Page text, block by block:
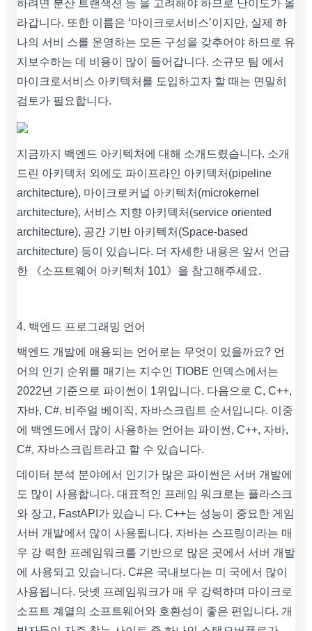
하려면 분산 트랜잭션 등 을 고려해야 하므로 난이도가 올
라갑니다. 또한 이름은 ‘마이크로서비스’이지만, 실제 하
나의 서비 스를 운영하는 모든 구성을 갖추어야 하므로 유
지보수하는 데 비용이 많이 들어갑니다. 소규모 팀 에서
마이크로서비스 아키텍처를 도입하고자 할 때는 면밀히
검토가 필요합니다.
지금까지 백엔드 아키텍처에 대해 소개드렸습니다. 소개
드린 아키텍처 외에도 파이프라인 아키텍처(pipeline
architecture), 마이크로커널 아키텍처(microkernel
architecture), 서비스 지향 아키텍처(service oriented
architecture), 공간 기반 아키텍처(Space-based
architecture) 등이 있습니다. 더 자세한 내용은 앞서 언급
한 《소프트웨어 아키텍처 101》을 참고해주세요.
4. 백엔드 프로그래밍 언어
백엔드 개발에 애용되는 언어로는 무엇이 있을까요? 언
어의 인기 순위를 매기는 지수인 TIOBE 인덱스에서는
2022년 기준으로 파이썬이 1위입니다. 다음으로 C, C++,
자바, C#, 비주얼 베이직, 자바스크립트 순서입니다. 이중
에 백엔드에서 많이 사용하는 언어는 파이썬, C++, 자바,
C#, 자바스크립트라고 할 수 있습니다.
데이터 분석 분야에서 인기가 많은 파이썬은 서버 개발에
도 많이 사용합니다. 대표적인 프레임 워크로는 플라스크
와 장고, FastAPI가 있습니 다. C++는 성능이 중요한 게임
서버 개발에서 많이 사용됩니다. 자바는 스프링이라는 매
우 강 력한 프레임워크를 기반으로 많은 곳에서 서버 개발
에 사용되고 있습니다. C#은 국내보다는 미 국에서 많이
사용됩니다. 닷넷 프레임워크가 매 우 강력하며 마이크로
소프트 계열의 소프트웨어와 호환성이 좋은 편입니다. 개